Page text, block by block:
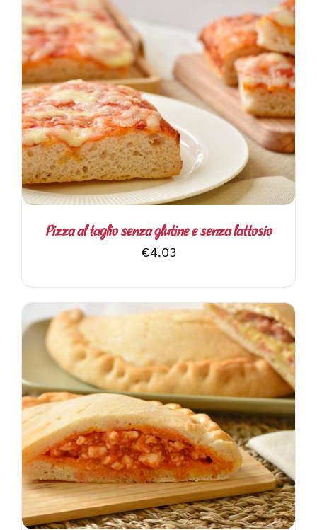
AGGIUNGI AL CARRELLO / DETTAGLI
Pizza al taglio senza glutine e senza lattosio
€4.03
SCEGLI QUESTO
PRODOTTO
HA
PIÙ
VARIANTI.
LE
OPZIONI
POSSONO
/ DETTAGLI